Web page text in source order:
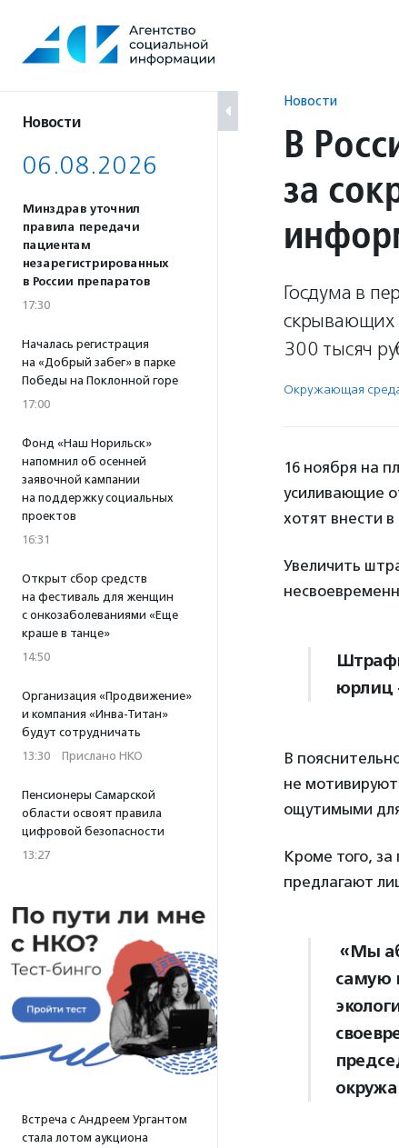
содержанию
Новости
06.08.2026
Минздрав уточнил
правила передачи
пациентам
незарегистрированных
в России препаратов
17:30
Началась регистрация
на «Добрый забег» в парке
Победы на Поклонной горе
17:00
Фонд «Наш Норильск»
напомнил об осенней
заявочной кампании
на поддержку социальных
проектов
16:31
Открыт сбор средств
на фестиваль для женщин
с онкозаболеваниями «Еще
краше в танце»
14:50
Организация «Продвижение»
и компания «Инва-Титан»
будут сотрудничать
13:30 · Прислано НКО
Пенсионеры Самарской
области освоят правила
цифровой безопасности
13:27
Встреча с Андреем Ургантом
стала лотом аукциона
Новости
В
за
Госдума в
скрывающих
300 тысяч
Окружающая
16 ноября на
усиливающие
хотят внести
Увеличить
юрлиц
В
не мотивируют
ощутимыми
Кроме того,
предлагают
«Мы
самую